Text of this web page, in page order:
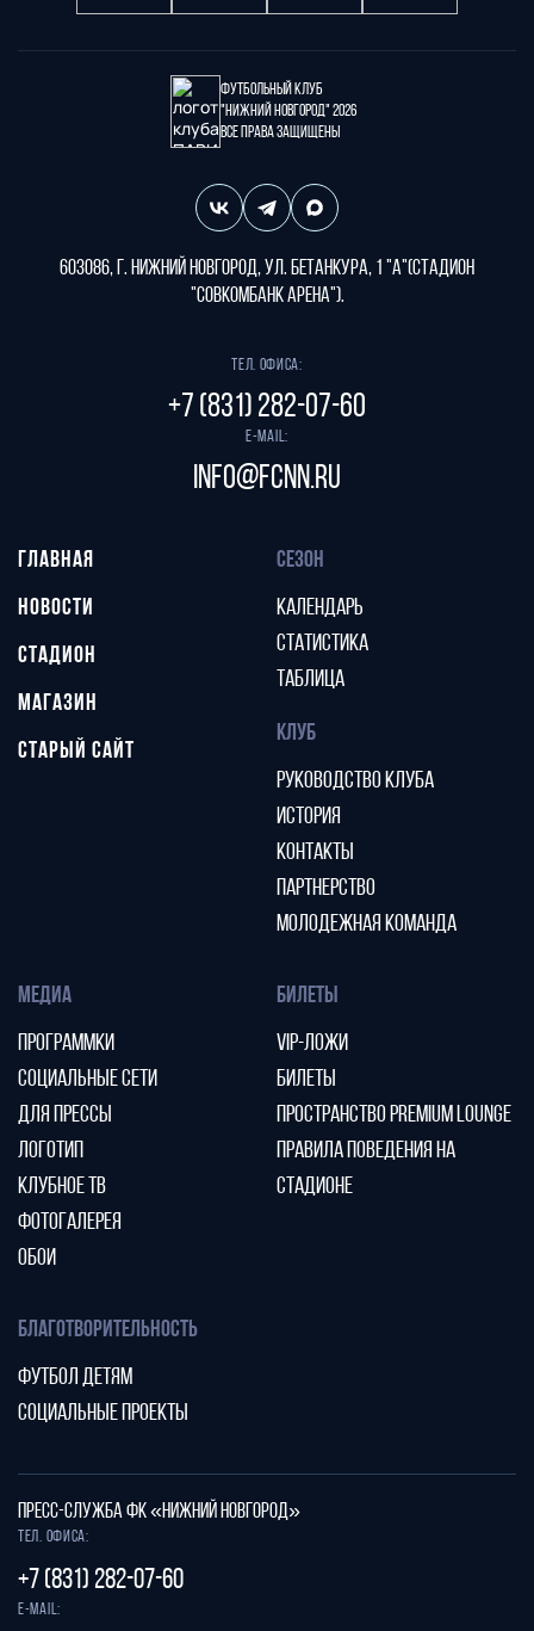
Футбольный клуб
"Нижний Новгород" 2026
Все права защищены
603086, г. Нижний Новгород, ул. Бетанкура, 1 "А"(стадион
"СОВКОМБАНК АРЕНА").
Тел. офиса:
+7 (831) 282-07-60
E-mail:
info@fcnn.ru
ГЛАВНАЯ
НОВОСТИ
СТАДИОН
МАГАЗИН
СТАРЫЙ САЙТ
СЕЗОН
КАЛЕНДАРЬ
СТАТИСТИКА
ТАБЛИЦА
КЛУБ
РУКОВОДСТВО КЛУБА
ИСТОРИЯ
КОНТАКТЫ
ПАРТНЕРСТВО
МОЛОДЕЖНАЯ КОМАНДА
МЕДИА
ПРОГРАММКИ
СОЦИАЛЬНЫЕ СЕТИ
ДЛЯ ПРЕССЫ
ЛОГОТИП
КЛУБНОЕ ТВ
ФОТОГАЛЕРЕЯ
ОБОИ
БИЛЕТЫ
VIP-ЛОЖИ
БИЛЕТЫ
ПРОСТРАНСТВО PREMIUM LOUNGE
ПРАВИЛА ПОВЕДЕНИЯ НА
СТАДИОНЕ
БЛАГОТВОРИТЕЛЬНОСТЬ
ФУТБОЛ ДЕТЯМ
СОЦИАЛЬНЫЕ ПРОЕКТЫ
ПРЕСС-СЛУЖБА ФК «НИЖНИЙ НОВГОРОД»
Тел. офиса:
+7 (831) 282-07-60
E-mail: